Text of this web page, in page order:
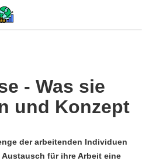
- Was sie
und Konzept
der arbeitenden Individuen
für ihre Arbeit eine